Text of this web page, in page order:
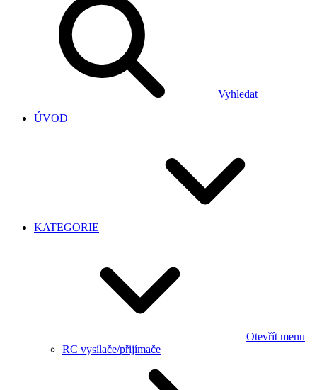
Vyhledat
ÚVOD
KATEGORIE
Otevřít menu
RC vysílače/přijímače